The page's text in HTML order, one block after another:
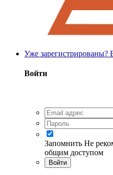
Уже зарегистрированы?
Войти
Запомнить Не
общим доступом
Войти